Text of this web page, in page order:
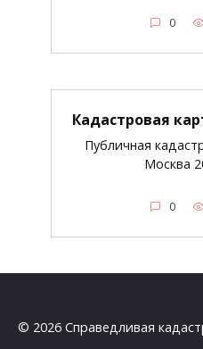
0
Кадастровая
Публичная
Москва
0
© 2026 Справедливая